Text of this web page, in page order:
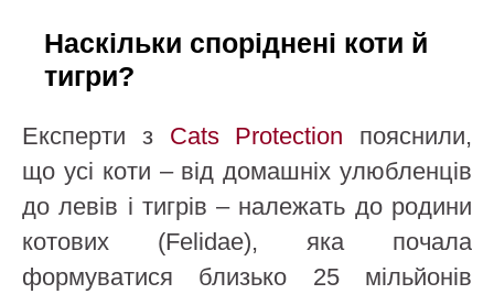
Наскільки споріднені коти й
тигри?
Експерти з Cats Protection пояснили,
що усі коти – від домашніх улюбленців
до левів і тигрів – належать до родини
котових (Felidae), яка почала
формуватися близько 25 мільйонів